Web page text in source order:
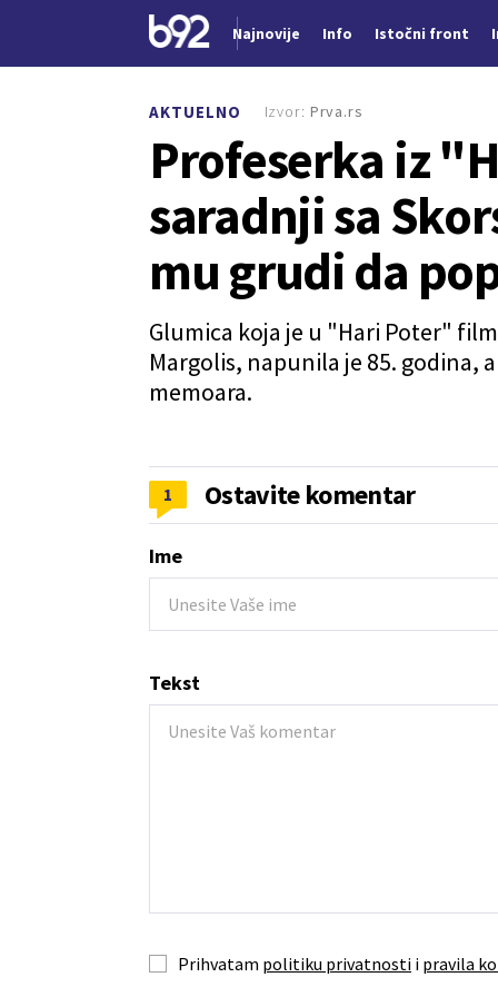
Najnovije Info Istočni front
AKTUELNO
Profeserka iz
saradnji sa
mu grudi da
Glumica koja je u "Hari Poter"
Margolis, napunila je 85. godina,
memoara.
Izvor: Prva.rs
1 Ostavite komentar
Ime
Tekst
Prihvatam politiku privatnosti i pravila